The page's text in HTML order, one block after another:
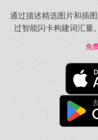
通过描述精选图片和插
过智能闪卡构建词汇量
免